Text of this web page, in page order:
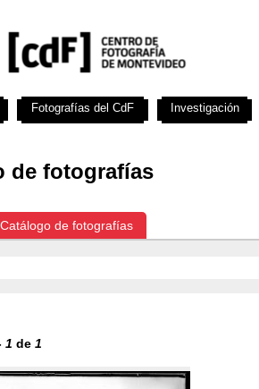
de fotografías
Catálogo de fotografías
1 de 1
Fotografías del CdF Investigación